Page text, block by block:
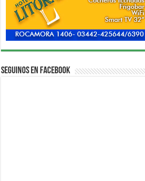
Seguinos en Facebook